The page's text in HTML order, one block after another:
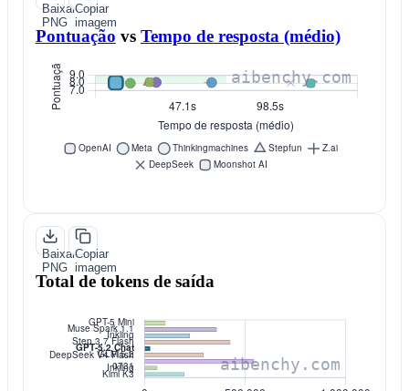
Baixar
PNG
Copiar
imagem
Pontuação vs Tempo de resposta (médio)
Baixar
PNG
Copiar
imagem
Total de tokens de saída